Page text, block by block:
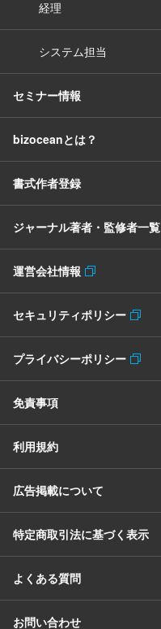
経理
システム担当
セミナー情報
bizoceanとは？
書式作者登録
ジャーナル著者・監修者一覧
運営会社情報
セキュリティポリシー
プライバシーポリシー
免責事項
利用規約
広告掲載について
特定商取引法に基づく表示
よくある質問
お問い合わせ